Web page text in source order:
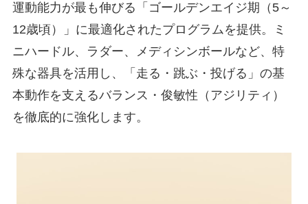
運動能力が最も伸びる「ゴールデンエイジ期（5～
12歳頃）」に最適化されたプログラムを提供。ミ
ニハードル、ラダー、メディシンボールなど、特
殊な器具を活用し、「走る・跳ぶ・投げる」の基
本動作を支えるバランス・俊敏性（アジリティ）
を徹底的に強化します。